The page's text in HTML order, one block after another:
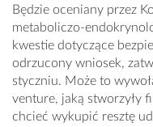
Będzie oceniany przez
metaboliczo-
kwestie dotyczące
odrzucony wniosek,
styczniu. Może to
venture, jaką stworzyły
chcieć wykupić resztę